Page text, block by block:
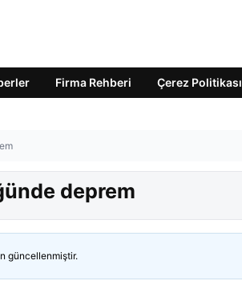
Firma Rehberi Çerez Politikası
deprem
güncellenmiştir.